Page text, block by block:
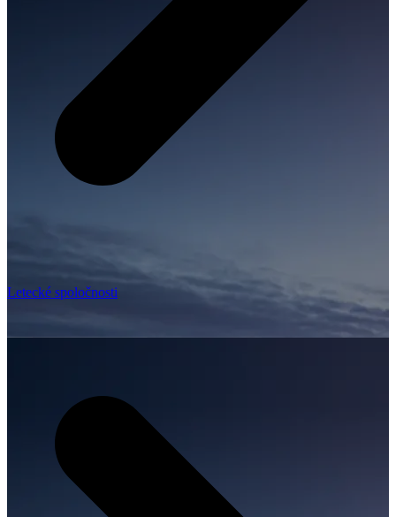
Letecké spoločnosti